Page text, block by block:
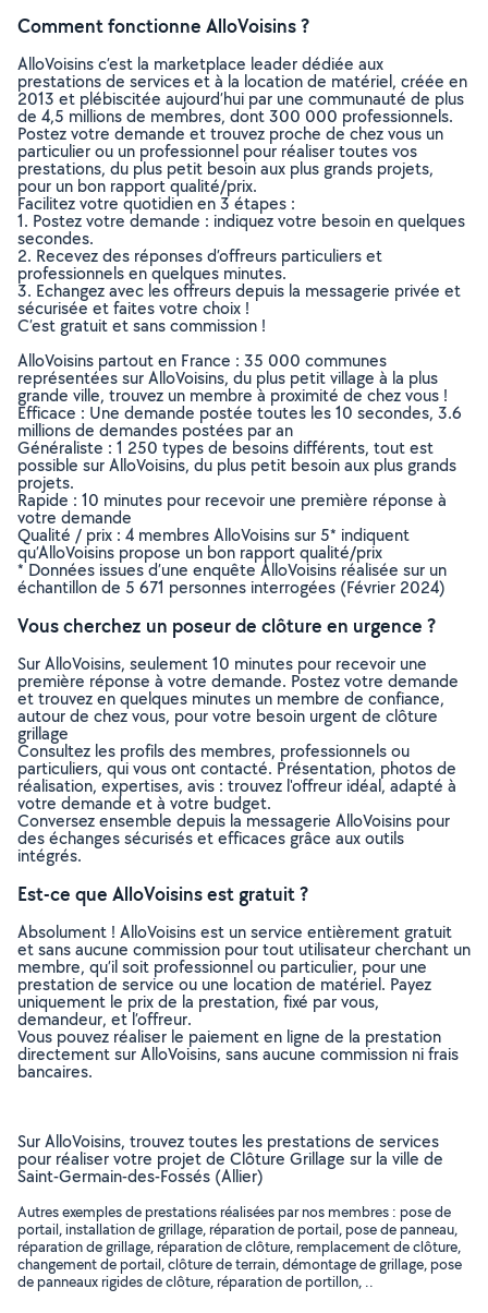
Comment fonctionne AlloVoisins ?
AlloVoisins c’est la marketplace leader dédiée aux
prestations de services et à la location de matériel, créée en
2013 et plébiscitée aujourd’hui par une communauté de plus
de 4,5 millions de membres, dont 300 000 professionnels.
Postez votre demande et trouvez proche de chez vous un
particulier ou un professionnel pour réaliser toutes vos
prestations, du plus petit besoin aux plus grands projets,
pour un bon rapport qualité/prix.
Facilitez votre quotidien en 3 étapes :
1. Postez votre demande : indiquez votre besoin en quelques
secondes.
2. Recevez des réponses d’offreurs particuliers et
professionnels en quelques minutes.
3. Echangez avec les offreurs depuis la messagerie privée et
sécurisée et faites votre choix !
C’est gratuit et sans commission !
AlloVoisins partout en France : 35 000 communes
représentées sur AlloVoisins, du plus petit village à la plus
grande ville, trouvez un membre à proximité de chez vous !
Efficace : Une demande postée toutes les 10 secondes, 3.6
millions de demandes postées par an
Généraliste : 1 250 types de besoins différents, tout est
possible sur AlloVoisins, du plus petit besoin aux plus grands
projets.
Rapide : 10 minutes pour recevoir une première réponse à
votre demande
Qualité / prix : 4 membres AlloVoisins sur 5* indiquent
qu’AlloVoisins propose un bon rapport qualité/prix
* Données issues d’une enquête AlloVoisins réalisée sur un
échantillon de 5 671 personnes interrogées (Février 2024)
Vous cherchez un poseur de clôture en urgence ?
Sur AlloVoisins, seulement 10 minutes pour recevoir une
première réponse à votre demande. Postez votre demande
et trouvez en quelques minutes un membre de confiance,
autour de chez vous, pour votre besoin urgent de clôture
grillage
Consultez les profils des membres, professionnels ou
particuliers, qui vous ont contacté. Présentation, photos de
réalisation, expertises, avis : trouvez l'offreur idéal, adapté à
votre demande et à votre budget.
Conversez ensemble depuis la messagerie AlloVoisins pour
des échanges sécurisés et efficaces grâce aux outils
intégrés.
Est-ce que AlloVoisins est gratuit ?
Absolument ! AlloVoisins est un service entièrement gratuit
et sans aucune commission pour tout utilisateur cherchant un
membre, qu’il soit professionnel ou particulier, pour une
prestation de service ou une location de matériel. Payez
uniquement le prix de la prestation, fixé par vous,
demandeur, et l’offreur.
Vous pouvez réaliser le paiement en ligne de la prestation
directement sur AlloVoisins, sans aucune commission ni frais
bancaires.
Sur AlloVoisins, trouvez toutes les prestations de services
pour réaliser votre projet de Clôture Grillage sur la ville de
Saint-Germain-des-Fossés (Allier)
Autres exemples de prestations réalisées par nos membres : pose de
portail, installation de grillage, réparation de portail, pose de panneau,
réparation de grillage, réparation de clôture, remplacement de clôture,
changement de portail, clôture de terrain, démontage de grillage, pose
de panneaux rigides de clôture, réparation de portillon, ..